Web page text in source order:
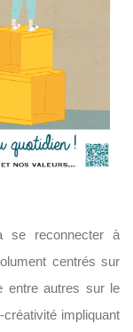
se reconnecter à
centrés sur
entre autres sur le
impliquant